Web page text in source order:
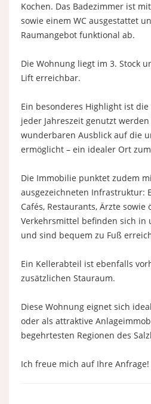
Kochen. Das Badezimmer ist
sowie einem WC ausgestattet
Raumangebot funktional ab.
Die Wohnung liegt im 3. Stock
Lift erreichbar.
Ein besonderes Highlight ist die
jeder Jahreszeit genutzt
wunderbaren Ausblick auf die
ermöglicht – ein idealer Ort
Die Immobilie punktet zudem
ausgezeichneten Infrastruktur:
Cafés, Restaurants, Ärzte sowie
Verkehrsmittel befinden sich in
und sind bequem zu Fuß
Ein Kellerabteil ist ebenfalls
zusätzlichen Stauraum.
Diese Wohnung eignet sich
oder als attraktive
begehrtesten Regionen des
Ich freue mich auf Ihre Anfrage!